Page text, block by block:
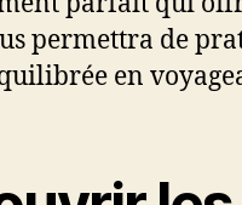
permettra de
en